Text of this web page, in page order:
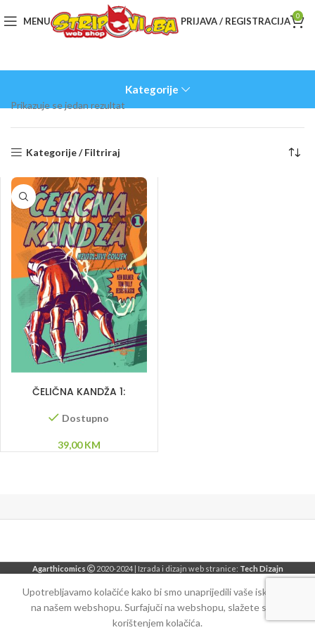
MENU PRIJAVA / REGISTRACIJA 0
Kategorije
Prikazuje se jedan rezultat
Kategorije / Filtriraj
ČELIČNA KANDŽA 1:
Dostupno
39,00KM
Agarthicomics 2020-2024 | Izrada i dizajn web stranice: Tech Dizajn
Upotrebljavamo kolačiće kako bi smo unaprijedili vaše iskustvo
na našem webshopu. Surfajuči na webshopu, slažete se sa
korištenjem kolačića.